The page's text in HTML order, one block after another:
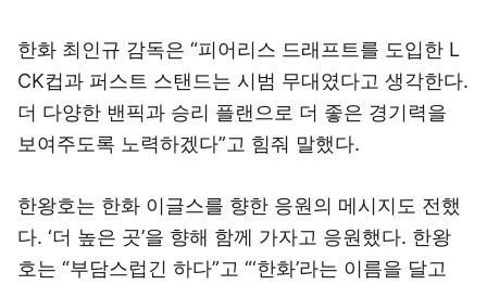
한화 최인규 감독은 “피어리스 드래프트를 도입한 L
CK컵과 퍼스트 스탠드는 시범 무대였다고 생각한다.
더 다양한 밴픽과 승리 플랜으로 더 좋은 경기력을
보여주도록 노력하겠다”고 힘줘 말했다.
한왕호는 한화 이글스를 향한 응원의 메시지도 전했
다. ‘더 높은 곳’을 향해 함께 가자고 응원했다. 한왕
호는 “부담스럽긴 하다”고 “‘한화’라는 이름을 달고